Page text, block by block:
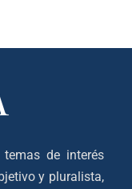
temas de interés
y pluralista,